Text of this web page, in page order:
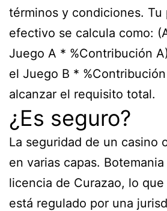
términos y condiciones. Tu
efectivo se calcula como:
Juego A * %Contribución
el Juego B *
alcanzar el requisito total.
¿Es seguro?
La seguridad de un casino
en varias capas.
licencia de Curazao, lo
está regulado por una